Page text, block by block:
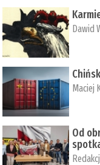
Dawid
Maciej
Od